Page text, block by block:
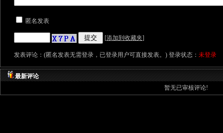
匿名发表
[添加到收藏夹]
发表评论：(匿名发表无需登录，已登录用户可直接发表。) 登录状态： 未登录
最新评论
暂无已审核评论!